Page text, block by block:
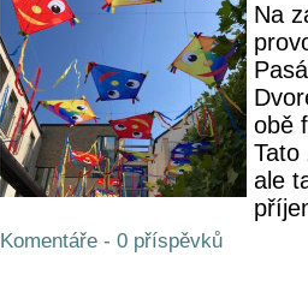
Na
obě
Tato
ale
Komentáře - 0 příspěvků